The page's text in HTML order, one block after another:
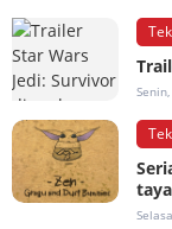
Tek
Tek